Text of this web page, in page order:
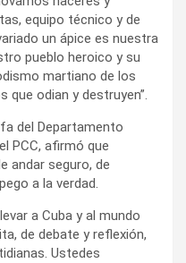
equipo técnico y de
un ápice es nuestra
pueblo heroico y su
martiano de los
que odian y destruyen”.
del Departamento
PCC, afirmó que
andar seguro, de
a la verdad.
a Cuba y al mundo
de debate y reflexión,
Ustedes